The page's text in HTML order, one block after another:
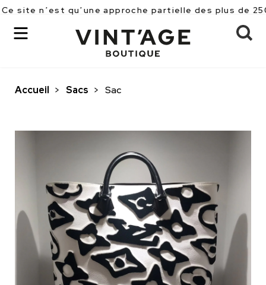
qu’une approche partielle des plus de 2500
Accueil > Sacs > Sac